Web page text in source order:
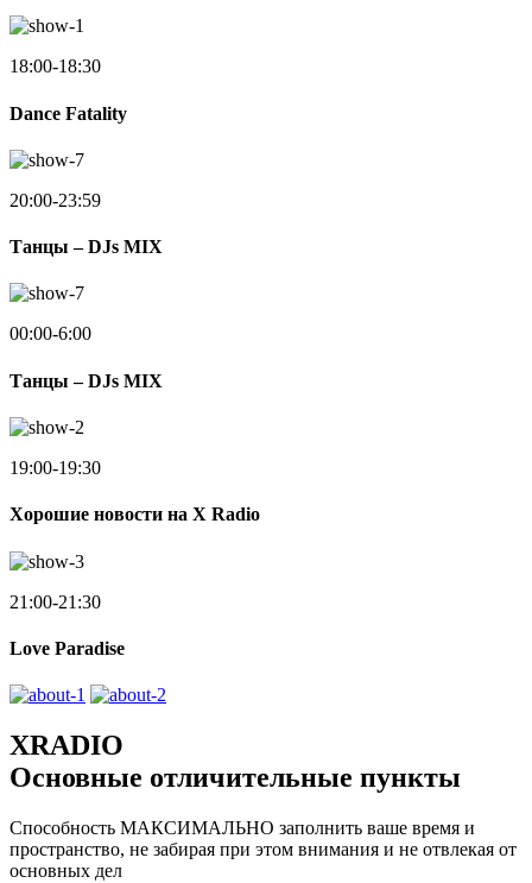
18:00-18:30
Dance Fatality
20:00-23:59
Танцы – DJs MIX
00:00-6:00
Танцы – DJs MIX
19:00-19:30
Хорошие новости на X Radio
21:00-21:30
Love Paradise
XRADIO
Основные отличительные пункты
Способность МАКСИМАЛЬНО заполнить ваше время и
пространство, не забирая при этом внимания и не отвлекая от
основных дел